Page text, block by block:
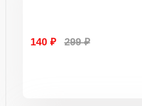
140 ₽ 299 ₽